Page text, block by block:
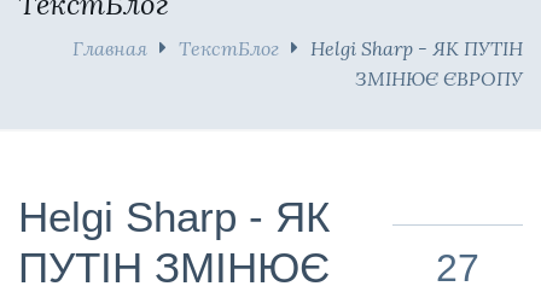
Главная ТекстБлог
Helgi Sharp - ЯК ПУТІН
ЗМІНЮЄ ЄВРОПУ
Helgi Sharp - ЯК
ПУТІН ЗМІНЮЄ
27